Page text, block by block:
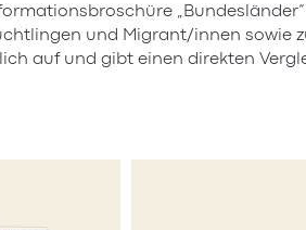
und Migrant/innen sowie
auf und gibt einen direkten